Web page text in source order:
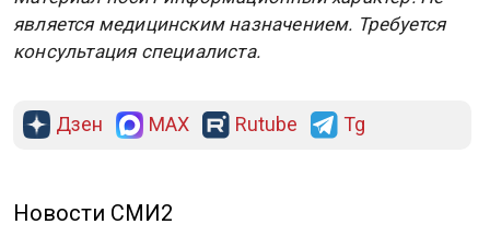
является медицинским назначением. Требуется
консультация специалиста.
Дзен MAX Rutube Tg
Новости СМИ2